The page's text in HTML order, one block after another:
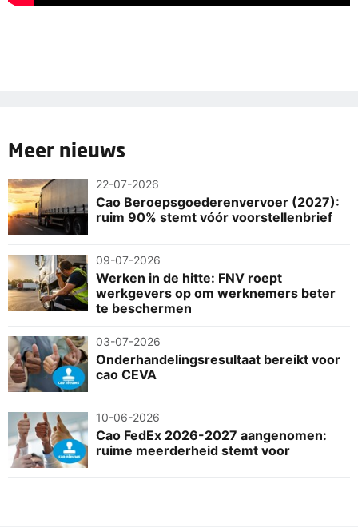
Meer nieuws
22-07-2026
Cao Beroepsgoederenvervoer (2027):
ruim 90% stemt vóór voorstellenbrief
09-07-2026
Werken in de hitte: FNV roept
werkgevers op om werknemers beter
te beschermen
03-07-2026
Onderhandelingsresultaat bereikt voor
cao CEVA
10-06-2026
Cao FedEx 2026-2027 aangenomen:
ruime meerderheid stemt voor